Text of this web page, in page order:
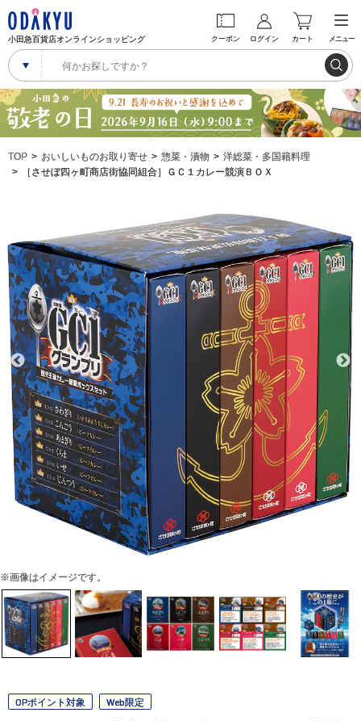
小田急百貨店オンラインショッピング クーポン ログイン カート メニュー
TOP おいしいものお取り寄せ 惣菜・漬物
洋総菜・多国籍料理
［させぼ四ヶ町商店街協同組合］ＧＣ１カレー競演ＢＯＸ
※画像はイメージです。
OPポイント対象 Web限定